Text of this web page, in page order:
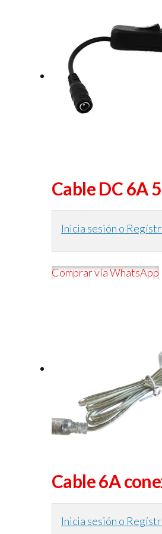
Cable DC 6A
Inicia sesión o
Comprar vía WhatsApp
Cable 6A
Inicia sesión o